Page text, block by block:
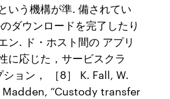
いう機構が準. 備されてい
ダウンロードを完了したり
ン. ド・ホスト間の アプリ
に応じた，サービスクラ
ション， ［8］ K. Fall, W.
“Custody transfer